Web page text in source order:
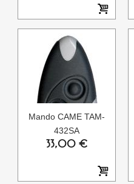
Mando CAME TAM-
432SA
33,00 €